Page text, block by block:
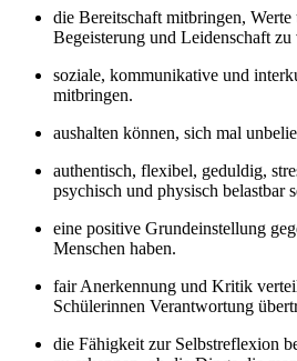
die Bereitschaft mitbringen,
Begeisterung und Leidenschaft zu
soziale, kommunikative und
mitbringen.
aushalten können, sich mal
authentisch, flexibel, geduldig,
psychisch und physisch belastbar
eine positive Grundeinstellung
Menschen haben.
fair Anerkennung und Kritik
Schülerinnen Verantwortung
die Fähigkeit zur Selbstreflexion